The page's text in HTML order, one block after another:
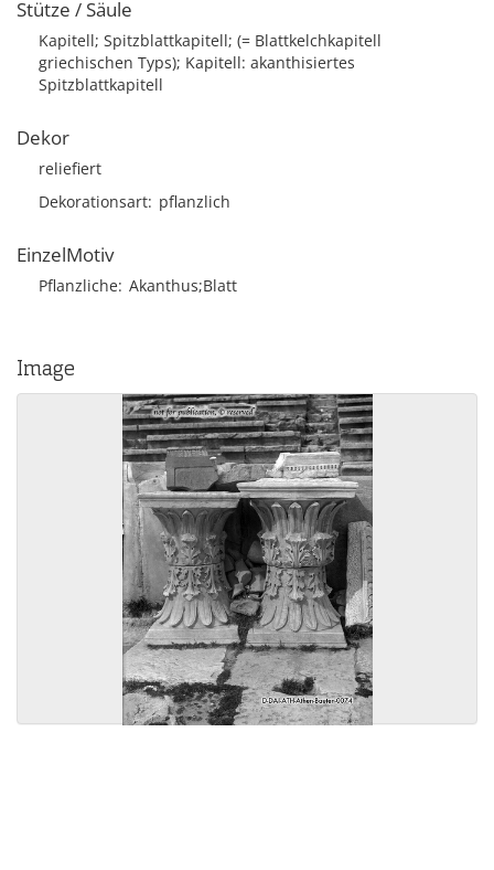
Stütze / Säule
Kapitell; Spitzblattkapitell; (= Blattkelchkapitell
griechischen Typs); Kapitell: akanthisiertes
Spitzblattkapitell
Dekor
reliefiert
Dekorationsart pflanzlich
EinzelMotiv
Pflanzliche Akanthus;Blatt
Image